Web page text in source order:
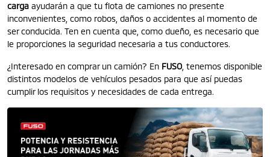
carga ayudarán a que tu flota de camiones no presente
inconvenientes, como robos, daños o accidentes al momento de
ser conducida. Ten en cuenta que, como dueño, es necesario que
le proporciones la seguridad necesaria a tus conductores.
¿Interesado en comprar un camión? En FUSO, tenemos disponible
distintos modelos de vehículos pesados para que así puedas
cumplir los requisitos y necesidades de cada entrega.